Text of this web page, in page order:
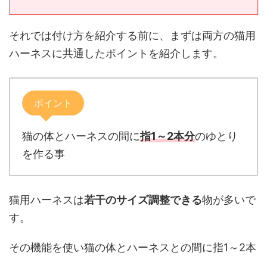
それでは付け方を紹介する前に、まずは両方の猫用
ハーネスに共通したポイントを紹介します。
ポイント
猫の体とハーネスの間に指1～2本分のゆとり
を作る事
猫用ハーネスは若干のサイズ調整できる物が多いで
す。
その機能を使い猫の体とハーネスとの間に指1～2本